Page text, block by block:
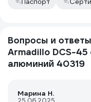
Вопросы и
Armadillo DCS-45
алюминий 40319
Марина Н.